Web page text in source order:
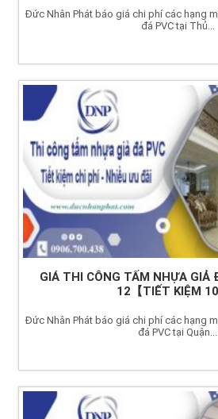
Đức Nhân Phát báo giá chi phí các hạng
đá PVC tại Thủ...
GIÁ THI CÔNG TẤM NHỰA GIẢ
12【TIẾT KIỆM
Đức Nhân Phát báo giá chi phí các hạng
đá PVC tại Quận...